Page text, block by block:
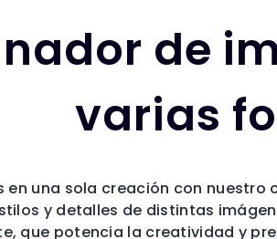
de
varias
una sola creación con nuestro
y detalles de distintas
que potencia la creatividad y